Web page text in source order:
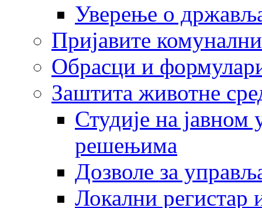
Уверење о
Пријавите
Обрасци и
Заштита животне
Студије на
решењима
Дозволе за
Локални регистар